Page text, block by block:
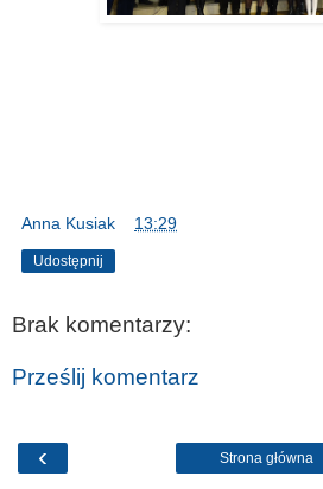
Anna Kusiak 13:29
Udostępnij
Brak komentarzy:
Prześlij komentarz
‹ Strona główna